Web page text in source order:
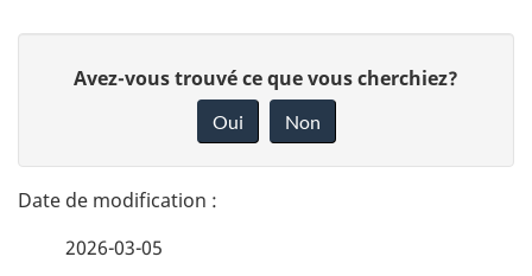
t
a
n
Avez-vous trouvé ce que vous cherchiez?
Oui Non
2026-03-05